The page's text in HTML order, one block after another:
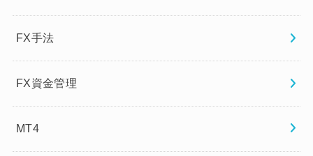
FX手法
FX資金管理
MT4